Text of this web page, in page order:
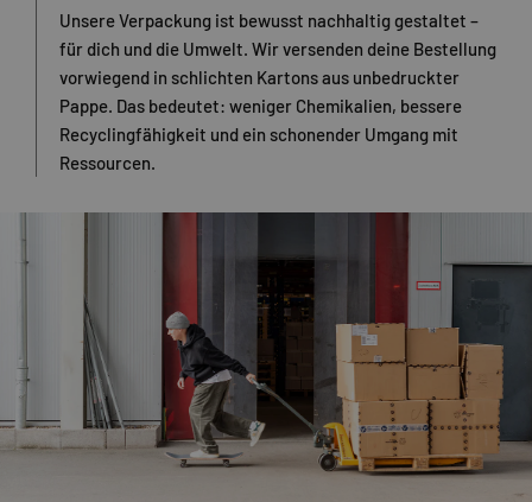
Unsere Verpackung ist bewusst nachhaltig gestaltet –
für dich und die Umwelt. Wir versenden deine Bestellung
vorwiegend in schlichten Kartons aus unbedruckter
Pappe. Das bedeutet: weniger Chemikalien, bessere
Recyclingfähigkeit und ein schonender Umgang mit
Ressourcen.